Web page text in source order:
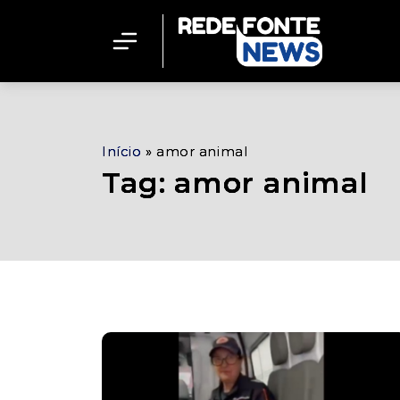
Início »amor animal
Tag: amor animal